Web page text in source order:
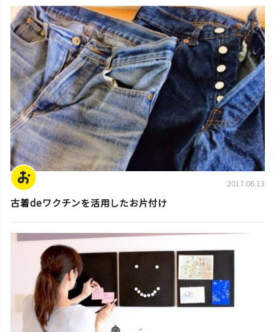
片付けのコツ・アイデア
2017.06.13
古着deワクチンを活用したお片付け
片付けのコツ・アイデア